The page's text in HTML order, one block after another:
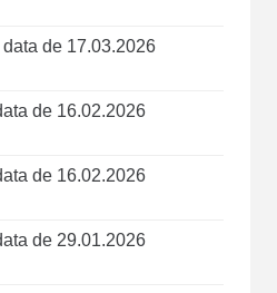
de 17.03.2026
de 16.02.2026
de 16.02.2026
de 29.01.2026